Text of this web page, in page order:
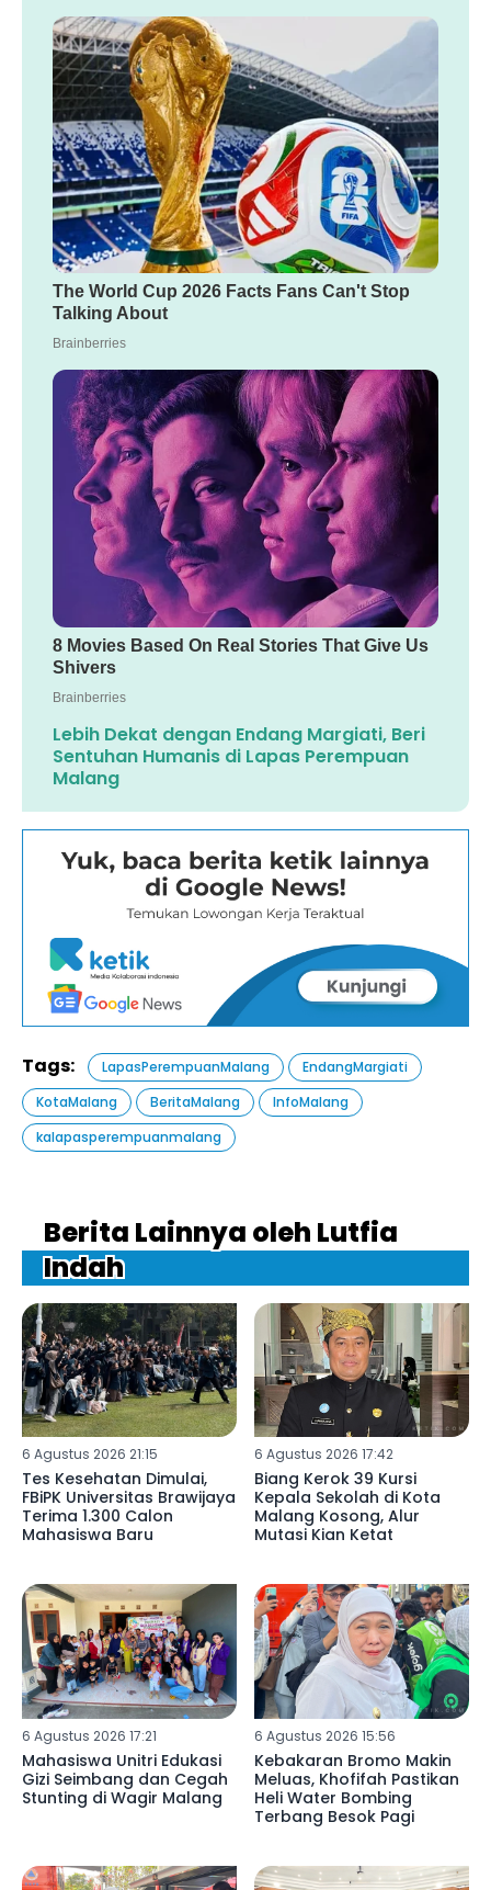
Lebih Dekat dengan Endang Margiati, Beri
Sentuhan Humanis di Lapas Perempuan
Malang
Tags: LapasPerempuanMalang
EndangMargiati
KotaMalang
BeritaMalang
InfoMalang
kalapasperempuanmalang
Berita Lainnya oleh Lutfia
Indah
6 Agustus 2026 21:15
Tes Kesehatan Dimulai,
FBiPK Universitas Brawijaya
Terima 1.300 Calon
Mahasiswa Baru
6 Agustus 2026 17:42
Biang Kerok 39 Kursi
Kepala Sekolah di Kota
Malang Kosong, Alur
Mutasi Kian Ketat
6 Agustus 2026 17:21
Mahasiswa Unitri Edukasi
Gizi Seimbang dan Cegah
Stunting di Wagir Malang
6 Agustus 2026 15:56
Kebakaran Bromo Makin
Meluas, Khofifah Pastikan
Heli Water Bombing
Terbang Besok Pagi